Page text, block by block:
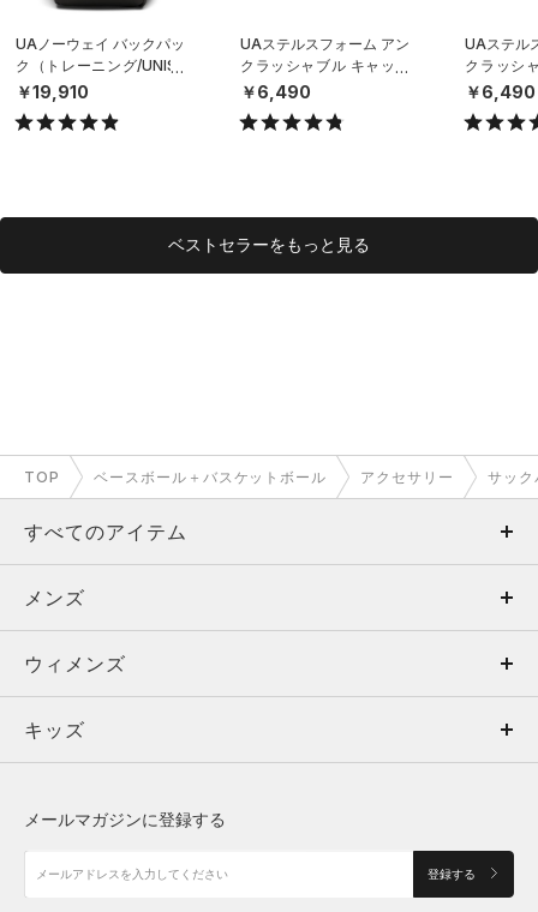
UAノーウェイ バックパッ
ク（トレーニング/UNISE
X）
￥19,910
UAステルスフォーム アン
クラッシャブル キャップ
（ライフスタイル/UNISE
￥6,490
UAステル
クラッシ
（ライフ
￥6,490
ベストセラーをもっと見る
TOP ベースボール＋バスケットボール アクセサリー サック
すべてのアイテム
メンズ
ウィメンズ
キッズ
アクセサリー
メンズ
トップス
ボトムス
アクセサリー
ウィメンズ
トップス
シューズ
キッズ
メールマガジンに登録する
登録する